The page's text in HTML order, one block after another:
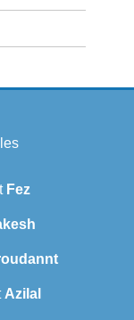
Fez
Azilal